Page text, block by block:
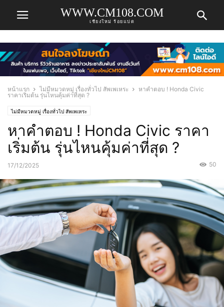
WWW.CM108.COM
เชียงใหม่ ร้อยแปด
หน้าแรก ไม่มีหมวดหมู่ เรื่องทั่วไป สัพเพเหระ
หาคำตอบ ! Honda Civic
ราคาเริ่มต้น รุ่นไหนคุ้มค่าที่สุด ?
ไม่มีหมวดหมู่ เรื่องทั่วไป สัพเพเหระ
หาคำตอบ ! Honda Civic ราคา
เริ่มต้น รุ่นไหนคุ้มค่าที่สุด ?
17/12/2025 50